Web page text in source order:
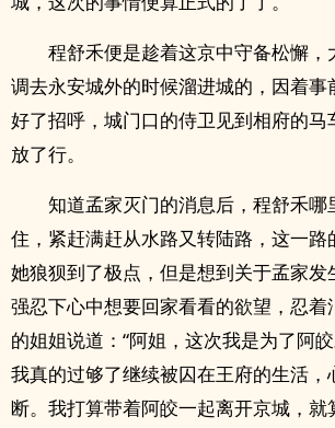
程舒禾便是趁着这京中守备松懈，
调去永安城外的时候溜进城的，因着事
好了招呼，城门口的侍卫见到相府的马
放了行。
知道孟家灭门的消息后，程舒禾哪
住，紧赶满赶从水路又转陆路，这一路
她狼狈到了极点，但是想到关于孟家发
强忍下心中想要回家看看的欲望，忍着
的姐姐说道：“阿姐，这次我是为了阿
我真的过够了继续被囚在王府的生活，
断。我打算带着阿皎一起离开京城，就